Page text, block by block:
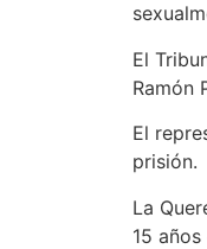
El
Ramón
El
prisión.
La
15